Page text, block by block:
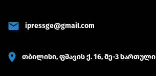
ipressge@gmail.com
თბილისი, ფშავის ქ. 16, მე-3 სართული